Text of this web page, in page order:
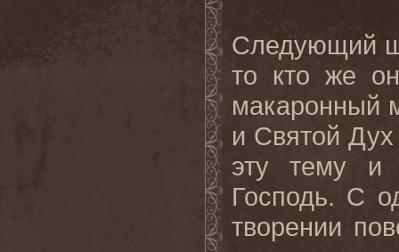
Следующий
то кто же
макаронный
и Святой Дух
эту тему и
Господь. С
творении